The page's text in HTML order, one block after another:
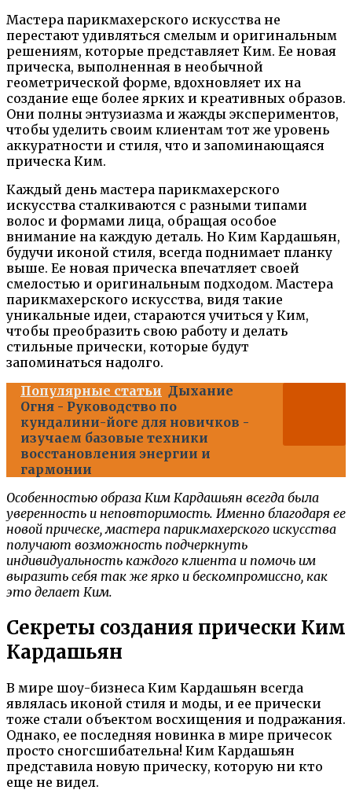
Мастера парикмахерского искусства не
перестают удивляться смелым и оригинальным
решениям, которые представляет Ким. Ее новая
прическа, выполненная в необычной
геометрической форме, вдохновляет их на
создание еще более ярких и креативных образов.
Они полны энтузиазма и жажды экспериментов,
чтобы уделить своим клиентам тот же уровень
аккуратности и стиля, что и запоминающаяся
прическа Ким.
Каждый день мастера парикмахерского
искусства сталкиваются с разными типами
волос и формами лица, обращая особое
внимание на каждую деталь. Но Ким Кардашьян,
будучи иконой стиля, всегда поднимает планку
выше. Ее новая прическа впечатляет своей
смелостью и оригинальным подходом. Мастера
парикмахерского искусства, видя такие
уникальные идеи, стараются учиться у Ким,
чтобы преобразить свою работу и делать
стильные прически, которые будут
запоминаться надолго.
Популярные статьи Дыхание
Огня - Руководство по
кундалини-йоге для новичков -
изучаем базовые техники
восстановления энергии и
гармонии
Особенностью образа Ким Кардашьян всегда была
уверенность и неповторимость. Именно благодаря ее
новой прическе, мастера парикмахерского искусства
получают возможность подчеркнуть
индивидуальность каждого клиента и помочь им
выразить себя так же ярко и бескомпромиссно, как
это делает Ким.
Секреты создания прически Ким
Кардашьян
В мире шоу-бизнеса Ким Кардашьян всегда
являлась иконой стиля и моды, и ее прически
тоже стали объектом восхищения и подражания.
Однако, ее последняя новинка в мире причесок
просто сногсшибательна! Ким Кардашьян
представила новую прическу, которую ни кто
еще не видел.